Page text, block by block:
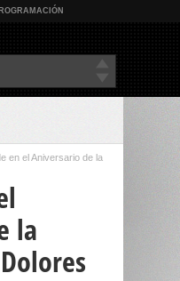
en el Aniversario de la
la